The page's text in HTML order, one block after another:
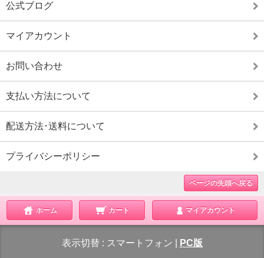
公式ブログ
マイアカウント
お問い合わせ
支払い方法について
配送方法･送料について
プライバシーポリシー
ページの先頭へ戻る
ホーム カート マイアカウント
表示切替 : スマートフォン PC版